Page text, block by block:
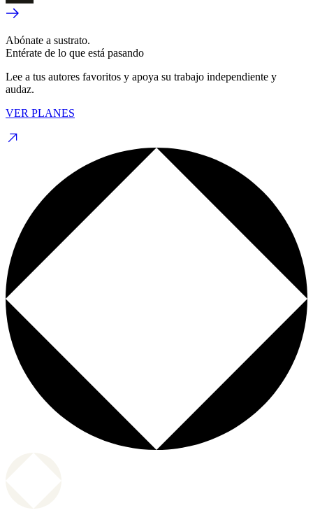
Abónate a sustrato.
Entérate de lo que está pasando
Lee a tus autores favoritos y apoya su trabajo independiente y
audaz.
VER PLANES